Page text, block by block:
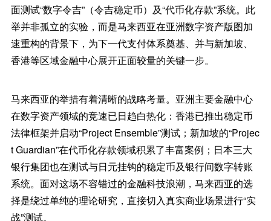
面测试“数字令吉”（令吉稳定币）及“代币化存款”系统。此
举并非孤立的实验，而是马来西亚在亚洲数字资产版图加
速重构的背景下，为下一代支付体系奠基、并与新加坡、
香港等区域金融中心展开正面较量的关键一步。
马来西亚的举措有着清晰的战略考量。亚洲主要金融中心
在数字资产领域的竞速已日趋白热化：香港已推出稳定币
法律框架并启动“Project Ensemble”测试；新加坡的“Projec
t Guardian”在代币化存款领域积累了丰富案例；日本三大
银行集团也在测试与日元挂钩的稳定币及银行间数字转账
系统。面对这场不容错过的金融科技浪潮，马来西亚的选
择是绕过单纯的理论研究，直接切入真实商业场景进行“实
战”测试。